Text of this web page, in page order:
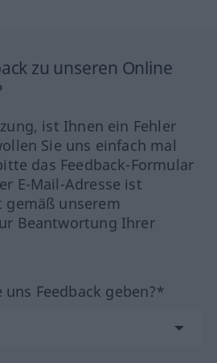
zu unseren Online
ist Ihnen ein Fehler
Sie uns einfach mal
das Feedback-Formular
E-Mail-Adresse ist
unserem
Beantwortung Ihrer
Feedback geben?*